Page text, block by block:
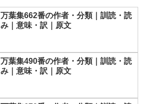
万葉集662番の作者・分類｜訓読・読
み｜意味・訳｜原文
万葉集490番の作者・分類｜訓読・読
み｜意味・訳｜原文